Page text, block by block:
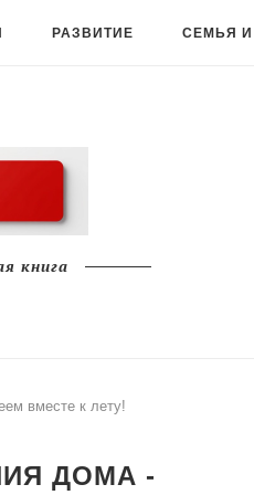
РАЗВИТИЕ СЕМЬЯ И
книга
вместе к лету!
ДОМА -